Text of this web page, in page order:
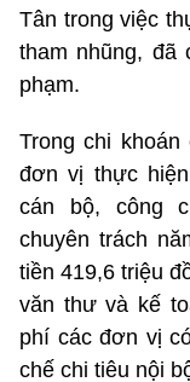
Tân trong việc
tham nhũng, đã
phạm.
Trong chi
đơn vị thực
cán bộ, công
chuyên trách
tiền 419,6 triệu
văn thư và kế
phí các đơn vị
chế chi tiêu nội